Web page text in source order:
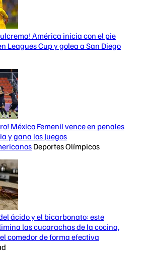
América inicia con el pie
Leagues Cup y golea a San Diego
México Femenil vence en penales
y gana los Juegos
Deportes Olímpicos
ácido y el bicarbonato: este
las cucarachas de la cocina,
comedor de forma efectiva